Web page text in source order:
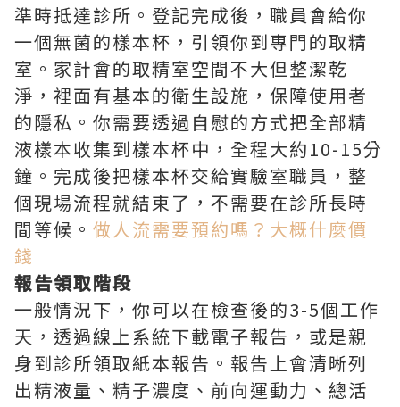
準時抵達診所。登記完成後，職員會給你
一個無菌的樣本杯，引領你到專門的取精
室。家計會的取精室空間不大但整潔乾
淨，裡面有基本的衛生設施，保障使用者
的隱私。你需要透過自慰的方式把全部精
液樣本收集到樣本杯中，全程大約10-15分
鐘。完成後把樣本杯交給實驗室職員，整
個現場流程就結束了，不需要在診所長時
間等候。 做人流需要預約嗎？大概什麼價
錢
報告領取階段
一般情況下，你可以在檢查後的3-5個工作
天，透過線上系統下載電子報告，或是親
身到診所領取紙本報告。報告上會清晰列
出精液量、精子濃度、前向運動力、總活